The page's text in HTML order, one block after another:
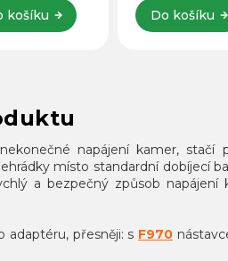
košíku
C, 1× USB-
port
Do košíku
Velké Británii a
desítkách...
napájení kamer, stačí
místo standardní dobíjecí
a bezpečný způsob napájení
adaptéru, přesněji: s F970